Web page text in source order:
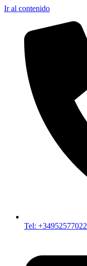
Ir al contenido
Tel: +34952577022